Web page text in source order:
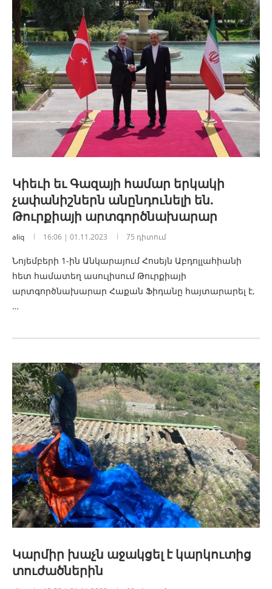
Կիեւի եւ Գազայի համար երկակի
չափանիշներն անընդունելի են.
Թուրքիայի արտգործնախարար
aliq 16:06 | 01.11.2023 75 դիտում
Նոյեմբերի 1-ին Անկարայում Հոսեյն Աբդոլլահիանի
հետ համատեղ ասուլիսում Թուրքիայի
արտգործնախարար Հաքան Ֆիդանը հայտարարել է,
…
Կարմիր խաչն աջակցել է կարկուտից
տուժածներին